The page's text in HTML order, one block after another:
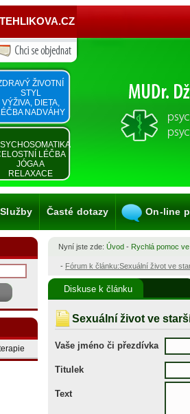
ŽIVOTNÍ
STYL
VÝŽIVA, DIETA,
NADVÁHY
LÉČBA
JÓGA A
RELAXACE
Služby Časté dotazy On-line
Nyní jste zde: Úvod - Rychlá pomoc
- Fórum k článku:Sexuální život ve
Diskuse k článku
Sexuální život ve
Vaše jméno či přezdívka
Titulek
Text